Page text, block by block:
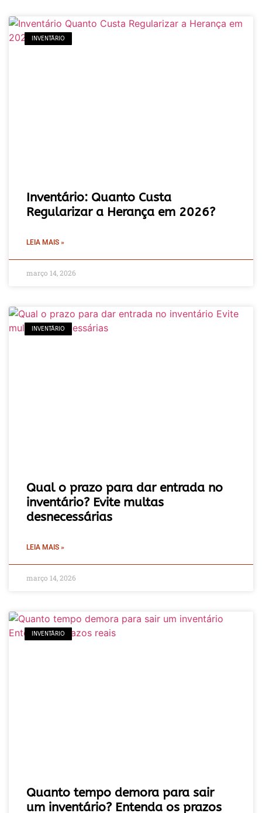
INVENTÁRIO
Inventário: Quanto Custa
Regularizar a Herança em 2026?
LEIA MAIS »
março 14, 2026
INVENTÁRIO
Qual o prazo para dar entrada no
inventário? Evite multas
desnecessárias
LEIA MAIS »
março 14, 2026
INVENTÁRIO
Quanto tempo demora para sair
um inventário? Entenda os prazos